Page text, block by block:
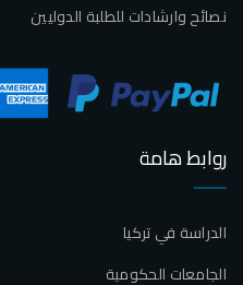
نصائح وارشادات للطلبة الدوليين
روابط هامة
الدراسة في تركيا
الجامعات الحكومية